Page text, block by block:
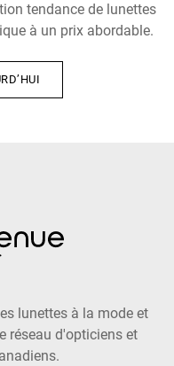
tendance de lunettes
à un prix abordable.
lunettes à la mode et
réseau d'opticiens et